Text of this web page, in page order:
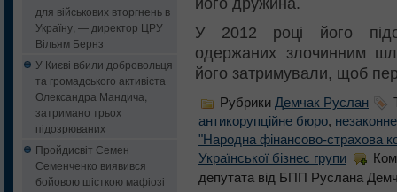
для військових вторгнень в
Україну, — директор ЦРУ
Вільям Бернз
У Києві вбили добровольця
та громадського активіста
Олександра Мандича,
затримано трьох
підозрюваних
Пройдисвіт Семен
Семенченко виявився
бойовою шісткою мафіозі
У 2012 році його
одержаних злочинним
його затримували, щоб
Рубрики Демчак Руслан
антикорупційне бюро,
"Народна фінансово-страхова
Української бізнес групи
депутата від БПП Руслана